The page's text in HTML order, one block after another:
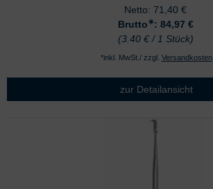
Netto: 71,40 €
Brutto∗: 84,97 €
(3.40 € / 1 Stück)
*inkl. MwSt./ zzgl. Versandkosten
zur Detailansicht